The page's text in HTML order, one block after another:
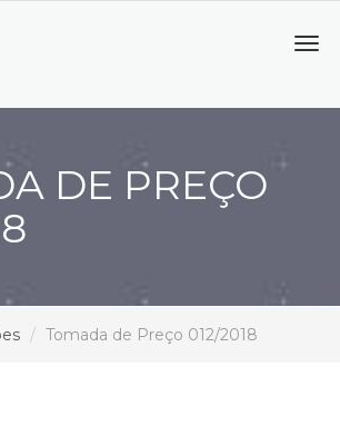
DE PREÇO
Tomada de Preço 012/2018